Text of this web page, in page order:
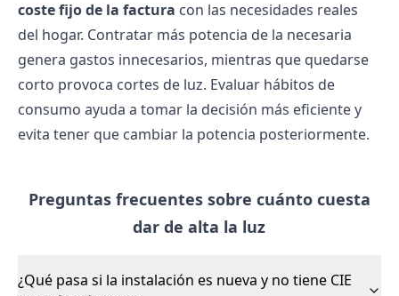
coste fijo de la factura con las necesidades reales
del hogar. Contratar más potencia de la necesaria
genera gastos innecesarios, mientras que quedarse
corto provoca cortes de luz. Evaluar hábitos de
consumo ayuda a tomar la decisión más eficiente y
evita tener que cambiar la potencia posteriormente.
Preguntas frecuentes sobre cuánto cuesta
dar de alta la luz
¿Qué pasa si la instalación es nueva y no tiene CIE